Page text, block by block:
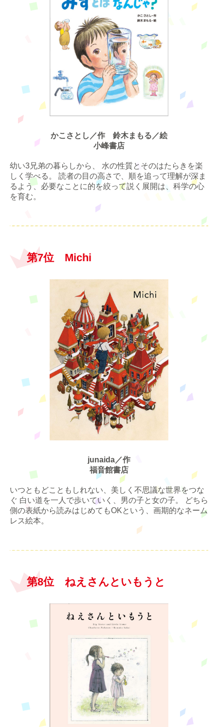
かこさとし／作 鈴木まもる／絵
小峰書店
幼い3兄弟の暮らしから、 水の性質とそのはたらきを楽
しく学べる。 読者の目の高さで、順を追って理解が深ま
るよう、必要なことに的を絞って説く展開は、科学の心
を育む。
第7位 Michi
junaida／作
福音館書店
いつともどこともしれない、美しく不思議な世界をつな
ぐ 白い道を一人で歩いていく、男の子と女の子。 どちら
側の表紙から読みはじめてもOKという、画期的なネーム
レス絵本。
第8位 ねえさんといもうと